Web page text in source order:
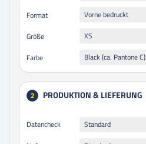
Format
Vorne bedruckt
Größe
XS
Farbe
Black (ca. Pantone C)
2 PRODUKTION & LIEFERUNG
Datencheck
Standard